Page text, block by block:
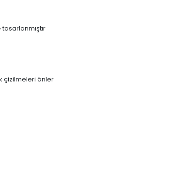
çizilmeleri önler